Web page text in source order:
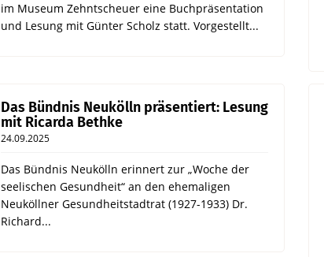
im Museum Zehntscheuer eine Buchpräsentation
und Lesung mit Günter Scholz statt. Vorgestellt...
Das Bündnis Neukölln präsentiert: Lesung
mit Ricarda Bethke
24.09.2025
Das Bündnis Neukölln erinnert zur „Woche der
seelischen Gesundheit“ an den ehemaligen
Neuköllner Gesundheitstadtrat (1927-1933) Dr.
Richard...